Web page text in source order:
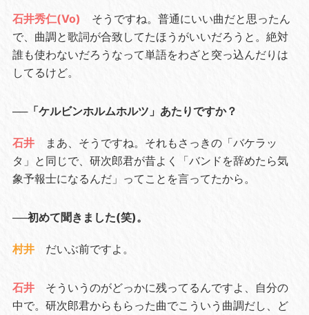
石井秀仁(Vo)
そうですね。普通にいい曲だと思ったん
で、曲調と歌詞が合致してたほうがいいだろうと。絶対
誰も使わないだろうなって単語をわざと突っ込んだりは
してるけど。
──「ケルビンホルムホルツ」あたりですか？
石井
まあ、そうですね。それもさっきの「バケラッ
タ」と同じで、研次郎君が昔よく「バンドを辞めたら気
象予報士になるんだ」ってことを言ってたから。
──初めて聞きました(笑)。
村井 だいぶ前ですよ。
石井
そういうのがどっかに残ってるんですよ、自分の
中で。研次郎君からもらった曲でこういう曲調だし、ど